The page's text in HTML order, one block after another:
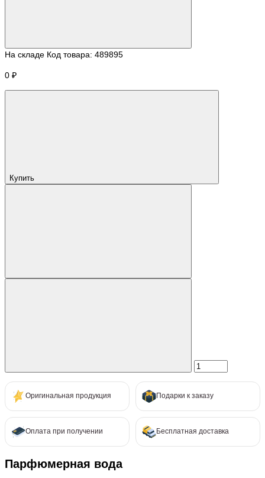
На складе Код товара: 489895
0 ₽
Купить
Оригинальная продукция Подарки к заказу
Оплата при получении Бесплатная доставка
Парфюмерная вода